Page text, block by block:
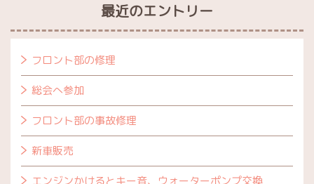
最近のエントリー
フロント部の修理
総会へ参加
フロント部の事故修理
新車販売
エンジンかけるとキー音、ウォーターポンプ交換